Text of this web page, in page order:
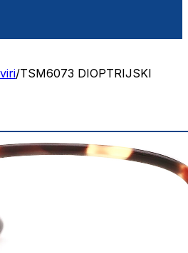
/TSM6073 DIOPTRIJSKI